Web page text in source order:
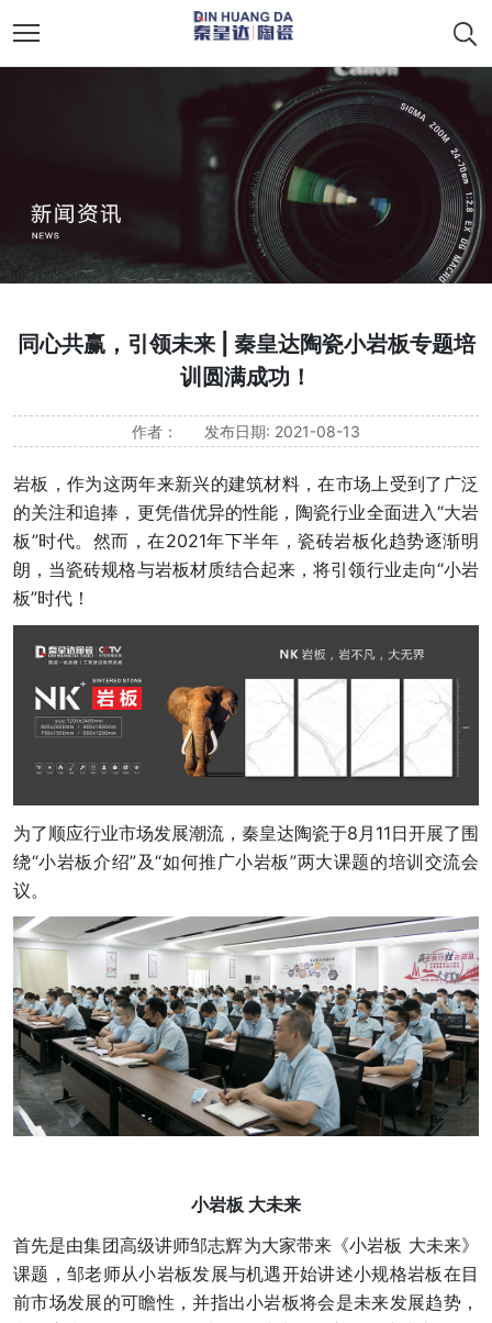
同心共赢，引领未来 | 秦皇达陶瓷小岩板专题培
训圆满成功！
作者： 发布日期: 2021-08-13
岩板，作为这两年来新兴的建筑材料，在市场上受到了广泛
的关注和追捧，更凭借优异的性能，陶瓷行业全面进入“大岩
板”时代。然而，在2021年下半年，瓷砖岩板化趋势逐渐明
朗，当瓷砖规格与岩板材质结合起来，将引领行业走向“小岩
板”时代！
为了顺应行业市场发展潮流，秦皇达陶瓷于8月11日开展了围
绕“小岩板介绍”及“如何推广小岩板”两大课题的培训交流会
议。
小岩板 大未来
首先是由集团高级讲师邹志辉为大家带来《小岩板 大未来》
课题，邹老师从小岩板发展与机遇开始讲述小规格岩板在目
前市场发展的可瞻性，并指出小岩板将会是未来发展趋势，